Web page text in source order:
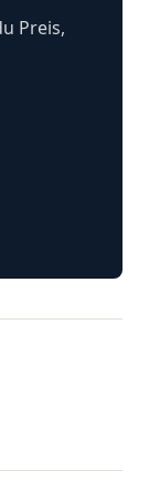
Preis,